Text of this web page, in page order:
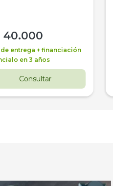
40.000
entrega + financiación
en 3 años
Consultar